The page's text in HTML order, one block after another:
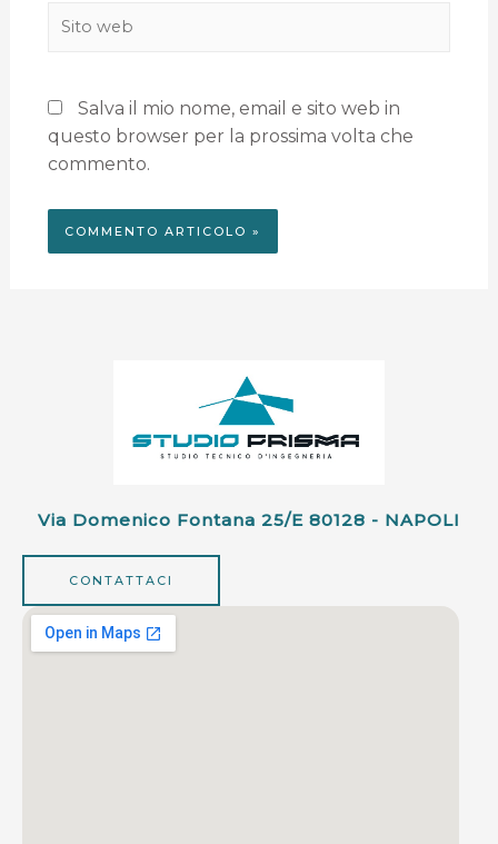
Salva il mio nome, email e sito web in
questo browser per la prossima volta che
commento.
Via Domenico Fontana 25/e 80128 - NAPOLI
CONTATTACI